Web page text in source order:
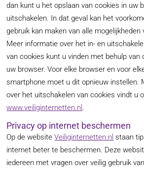
dan kunt u het opslaan van cookies in uw
uitschakelen. In dat geval kan het
gebruik kan maken van alle mogelijkheden
Meer informatie over het in- en
van cookies kunt u vinden met behulp van
uw browser. Voor elke browser en voor
smartphone moet u dit opnieuw instellen.
over het uitschakelen van cookies vindt u
www.veiliginternetten.nl .
Privacy op internet beschermen
Op de websiteVeiliginternetten.nl staan
internet beter te beschermen. Deze
iedereen met vragen over veilig gebruik